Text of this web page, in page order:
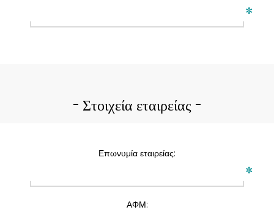
*
Στοιχεία εταιρείας
Επωνυμία εταιρείας:
*
ΑΦΜ: